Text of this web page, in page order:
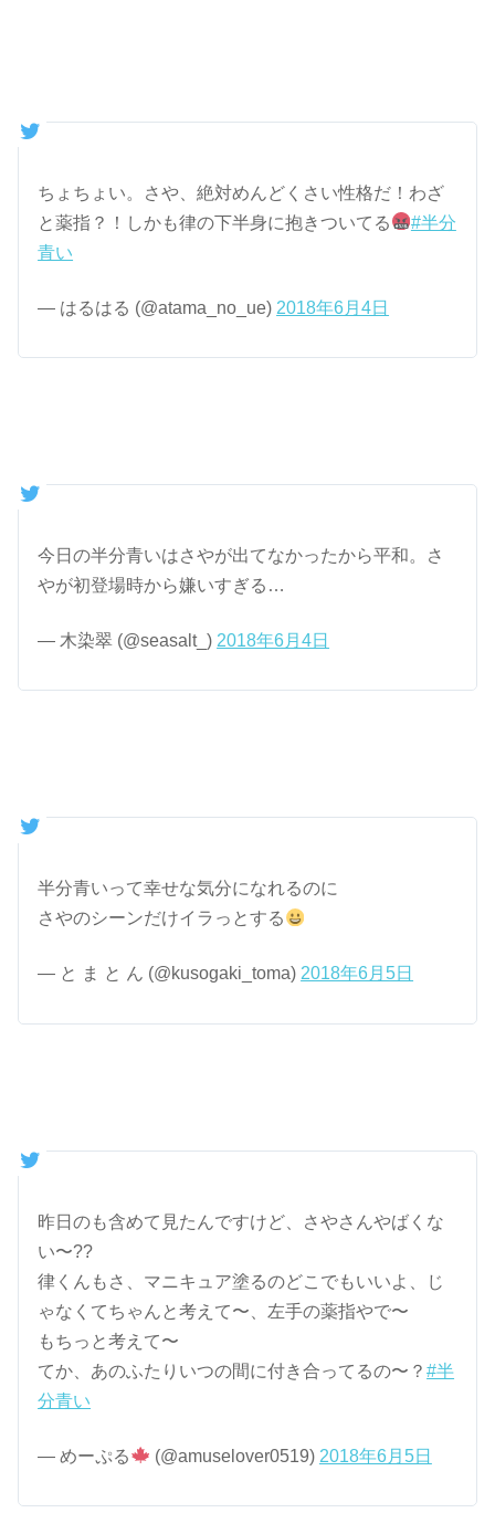
ちょちょい。さや、絶対めんどくさい性格だ！わざ
と薬指？！しかも律の下半身に抱きついてる
#半分
青い
— はるはる (@atama_no_ue) 2018年6月4日
今日の半分青いはさやが出てなかったから平和。さ
やが初登場時から嫌いすぎる…
— 木染翠 (@seasalt_) 2018年6月4日
半分青いって幸せな気分になれるのに
さやのシーンだけイラっとする
— と ま と ん (@kusogaki_toma) 2018年6月5日
昨日のも含めて見たんですけど、さやさんやばくな
い〜??
律くんもさ、マニキュア塗るのどこでもいいよ、じ
ゃなくてちゃんと考えて〜、左手の薬指やで〜
もちっと考えて〜
てか、あのふたりいつの間に付き合ってるの〜？#半
分青い
— めーぷる (@amuselover0519) 2018年6月5日